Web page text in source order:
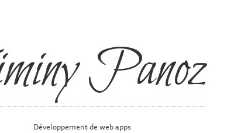
Panoz
Développement de web apps